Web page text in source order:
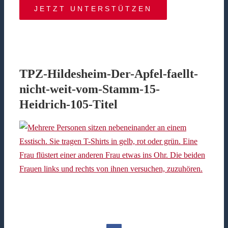
JETZT UNTERSTÜTZEN
TPZ-Hildesheim-Der-Apfel-faellt-
nicht-weit-vom-Stamm-15-
Heidrich-105-Titel